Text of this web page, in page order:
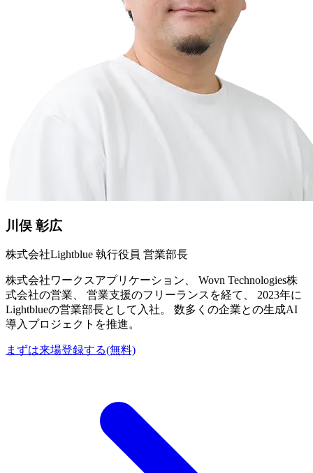
川俣 彰広
株式会社Lightblue 執行役員 営業部長
株式会社ワークスアプリケーション、 Wovn Technologies株
式会社の営業、 営業支援のフリーランスを経て、 2023年に
Lightblueの営業部長として入社。 数多くの企業との生成AI
導入プロジェクトを推進。
まずは来場登録する(無料)